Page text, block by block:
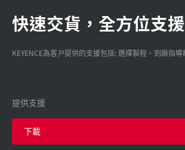
快速交貨，全方位支援
KEYENCE為客戸提供的支援包括: 選擇製程、到廠指
提供支援
下載